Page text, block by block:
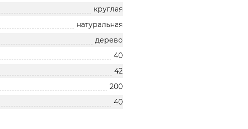
круглая
натуральная
дерево
40
42
200
40